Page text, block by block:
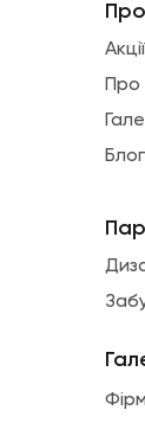
Акції
Про
Блог